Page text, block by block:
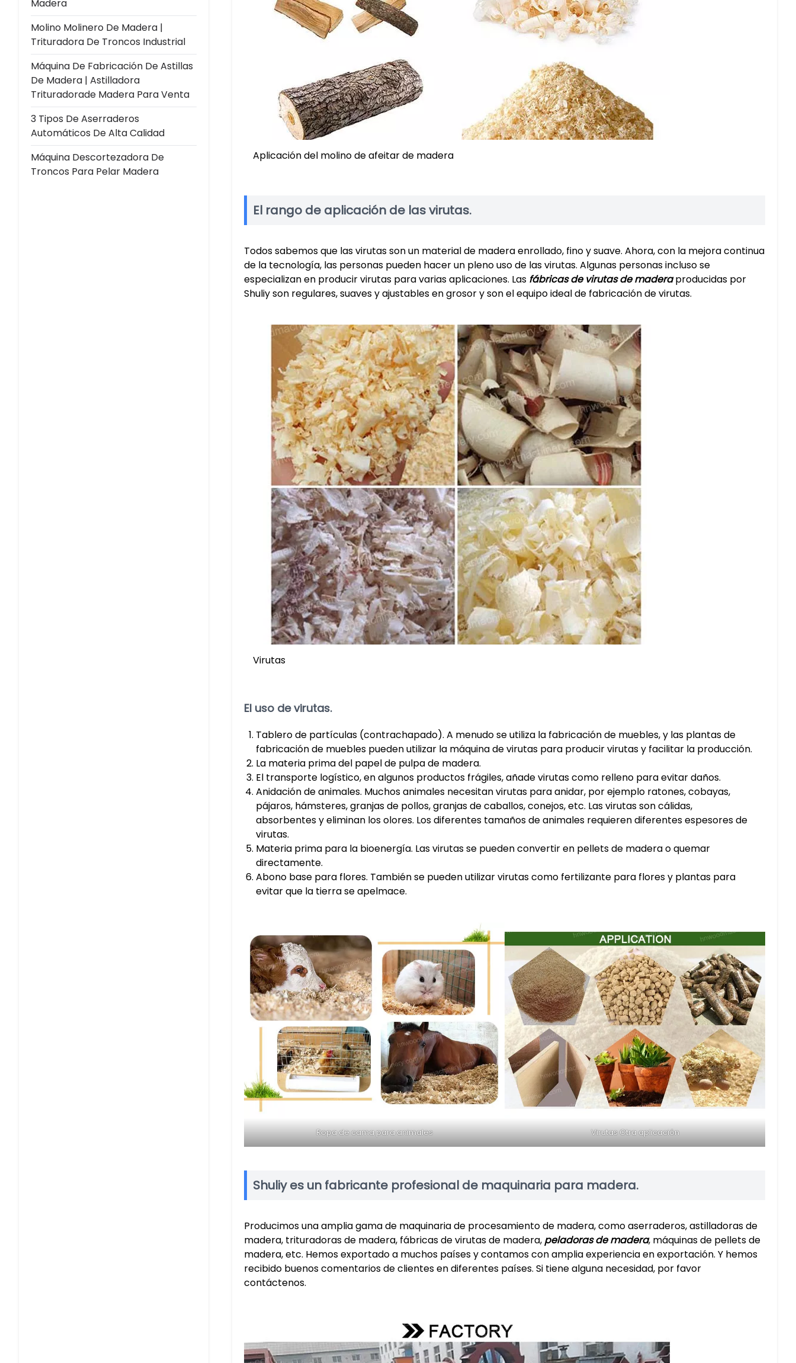
Madera
Molino Molinero De Madera |
Trituradora De Troncos Industrial
Máquina De Fabricación De Astillas
De Madera | Astilladora
Trituradorade Madera Para Venta
3 Tipos De Aserraderos
Automáticos De Alta Calidad
Máquina Descortezadora De
Troncos Para Pelar Madera
Aplicación del molino de afeitar de madera
El rango de aplicación de las virutas.
Todos sabemos que las virutas son un material de madera enrollado, fino y suave. Ahora, con la mejora continua
de la tecnología, las personas pueden hacer un pleno uso de las virutas. Algunas personas incluso se
especializan en producir virutas para varias aplicaciones. Las fábricas de virutas de maderaproducidas por
Shuliy son regulares, suaves y ajustables en grosor y son el equipo ideal de fabricación de virutas.
Virutas
El uso de virutas.
Tablero de partículas (contrachapado). A menudo se utiliza la fabricación de muebles, y las plantas de
fabricación de muebles pueden utilizar la máquina de virutas para producir virutas y facilitar la producción.
La materia prima del papel de pulpa de madera.
El transporte logístico, en algunos productos frágiles, añade virutas como relleno para evitar daños.
Anidación de animales. Muchos animales necesitan virutas para anidar, por ejemplo ratones, cobayas,
pájaros, hámsteres, granjas de pollos, granjas de caballos, conejos, etc. Las virutas son cálidas,
absorbentes y eliminan los olores. Los diferentes tamaños de animales requieren diferentes espesores de
virutas.
Materia prima para la bioenergía. Las virutas se pueden convertir en pellets de madera o quemar
directamente.
Abono base para flores. También se pueden utilizar virutas como fertilizante para flores y plantas para
evitar que la tierra se apelmace.
Ropa de cama para animales Virutas Otra aplicación
Shuliy es un fabricante profesional de maquinaria para madera.
Producimos una amplia gama de maquinaria de procesamiento de madera, como aserraderos, astilladoras de
madera, trituradoras de madera, fábricas de virutas de madera, peladoras de madera, máquinas de pellets de
madera, etc. Hemos exportado a muchos países y contamos con amplia experiencia en exportación. Y hemos
recibido buenos comentarios de clientes en diferentes países. Si tiene alguna necesidad, por favor
contáctenos.